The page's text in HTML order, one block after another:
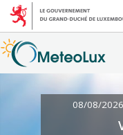
08/08/2026